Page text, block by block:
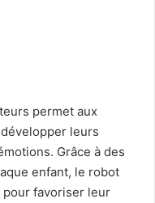
permet aux
leurs
Grâce à des
enfant, le robot
favoriser leur